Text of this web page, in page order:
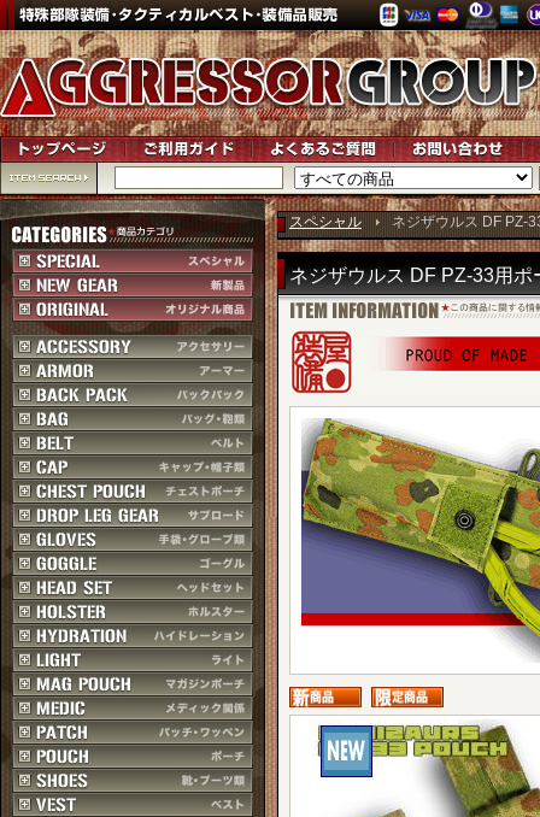
スペシャル ネジザウルス DF PZ-
ネジザウルス DF PZ-33用